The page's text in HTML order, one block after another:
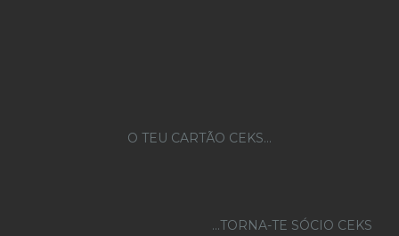
O TEU CARTÃO CEKS…
...TORNA-TE SÓCIO CEKS